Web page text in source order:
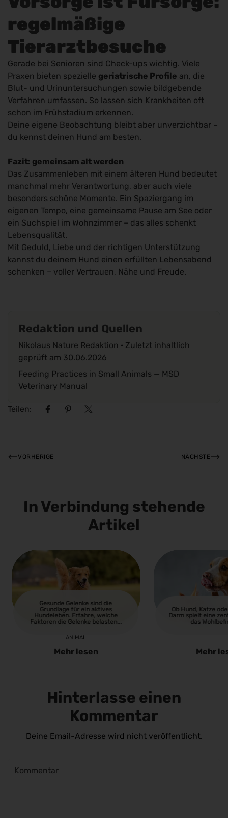
regelmäßige
Tierarztbesuche
Gerade bei Senioren sind Check-ups wichtig. Viele
Praxen bieten spezielle geriatrische Profile an, die
Blut- und Urinuntersuchungen sowie bildgebende
Verfahren umfassen. So lassen sich Krankheiten oft
schon im Frühstadium erkennen.
Deine eigene Beobachtung bleibt aber unverzichtbar –
du kennst deinen Hund am besten.
Fazit: gemeinsam alt werden
Das Zusammenleben mit einem älteren Hund bedeutet
manchmal mehr Verantwortung, aber auch viele
besonders schöne Momente. Ein Spaziergang im
eigenen Tempo, eine gemeinsame Pause am See oder
ein Suchspiel im Wohnzimmer – das alles schenkt
Lebensqualität.
Mit Geduld, Liebe und der richtigen Unterstützung
kannst du deinem Hund einen erfüllten Lebensabend
schenken – voller Vertrauen, Nähe und Freude.
Redaktion und Quellen
Nikolaus Nature Redaktion · Zuletzt inhaltlich
geprüft am 30.06.2026
Feeding Practices in Small Animals — MSD
Veterinary Manual
Teilen:
VORHERIGE NÄCHSTE
In Verbindung stehende
Artikel
ANIMAL
Gesunde Gelenke sind die
Grundlage für ein aktives
Hundeleben. Erfahre, welche
Faktoren die Gelenke belasten...
Mehr lesen
Ob Hund, Katze
Darm spielt eine
das
Mehr
Hinterlasse einen
Kommentar
Deine Email-Adresse wird nicht veröffentlicht.